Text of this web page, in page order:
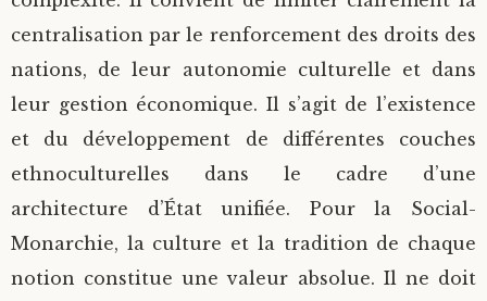
centralisation par le renforcement des droits des
nations, de leur autonomie culturelle et dans
leur gestion économique. Il s’agit de l’existence
et du développement de différentes couches
ethnoculturelles dans le cadre d’une
architecture d’État unifiée. Pour la Social-
Monarchie, la culture et la tradition de chaque
notion constitue une valeur absolue. Il ne doit